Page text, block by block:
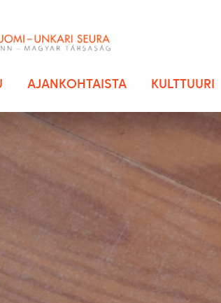
AJANKOHTAISTA KULTTUURI